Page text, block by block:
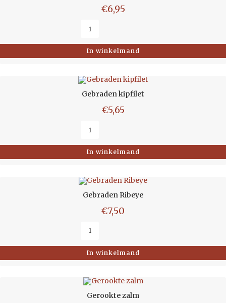
€6,95
In winkelmand
Gebraden kipfilet
€5,65
In winkelmand
Gebraden Ribeye
€7,50
In winkelmand
Gerookte zalm